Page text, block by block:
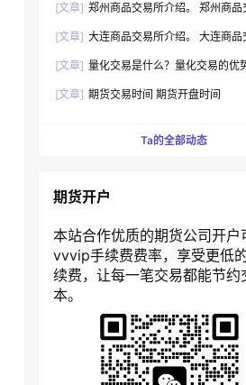
[文章] 郑州商品交易所介绍。 郑州商品
[文章] 大连商品交易所介绍。 大连商品
[文章] 量化交易是什么？量化交易的优
[文章] 期货交易时间 期货开盘时间
Ta的全部动态
期货开户
本站合作优质的期货公司开户
vvvip手续费费率，享受更低
续费，让每一笔交易都能节约
本。